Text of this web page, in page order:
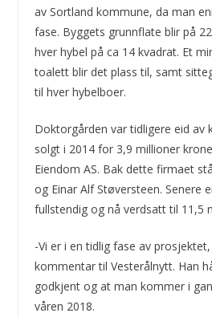
av Sortland kommune, da man
fase. Byggets grunnflate blir på
hver hybel på ca 14 kvadrat. Et
toalett blir det plass til, samt
til hver hybelboer.
Doktorgården var tidligere eid av
solgt i 2014 for 3,9 millioner
Eiendom AS. Bak dette firmaet
og Einar Alf Støversteen. Senere
fullstendig og nå verdsatt til 11,5
-Vi er i en tidlig fase av
kommentar til Vesterålnytt. Han
godkjent og at man kommer i
våren 2018.